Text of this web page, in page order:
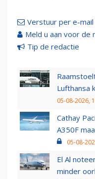
Verstuur per e-mail
Meld u aan voor de
Tip de redactie
Lufthansa
05-08-2026,
Cathay
A350F
05-08-
El Al
minder